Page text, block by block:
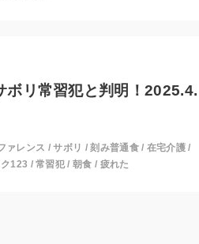
ボリ常習犯と判明！2025.4.
ァレンス /サボリ /刻み普通食/ 在宅介護 /
123 /常習犯/朝食 / 疲れた